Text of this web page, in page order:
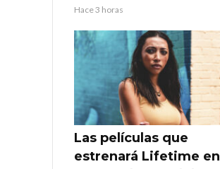
Hace 3 horas
Las películas que
estrenará Lifetime en